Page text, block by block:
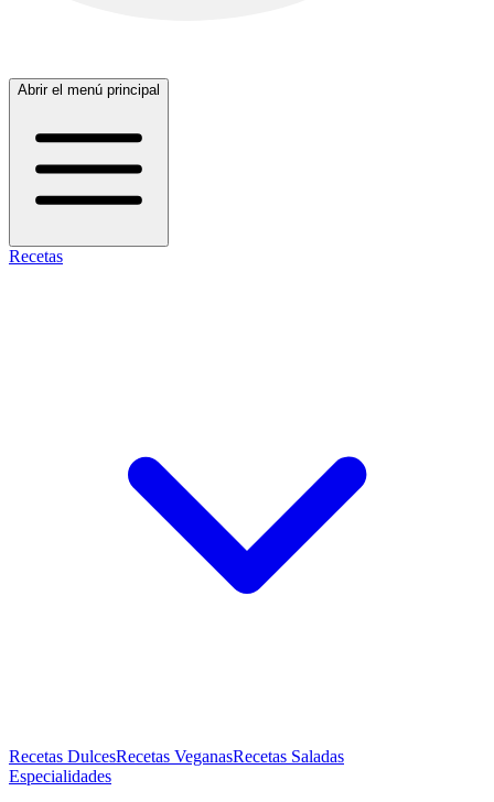
Abrir el menú principal
Recetas
Recetas DulcesRecetas VeganasRecetas Saladas
Especialidades